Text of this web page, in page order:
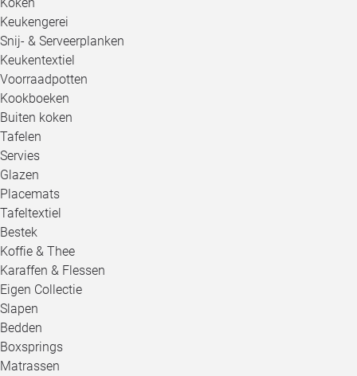
Keukengerei
Snij- & Serveerplanken
Keukentextiel
Voorraadpotten
Kookboeken
Buiten koken
Tafelen
Servies
Glazen
Placemats
Tafeltextiel
Bestek
Koffie & Thee
Karaffen & Flessen
Eigen Collectie
Slapen
Bedden
Boxsprings
Matrassen